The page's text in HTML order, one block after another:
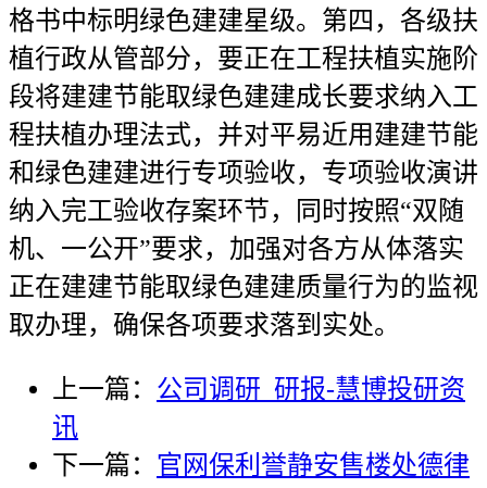
格书中标明绿色建建星级。第四，各级扶
植行政从管部分，要正在工程扶植实施阶
段将建建节能取绿色建建成长要求纳入工
程扶植办理法式，并对平易近用建建节能
和绿色建建进行专项验收，专项验收演讲
纳入完工验收存案环节，同时按照“双随
机、一公开”要求，加强对各方从体落实
正在建建节能取绿色建建质量行为的监视
取办理，确保各项要求落到实处。
上一篇： 公司调研_研报-慧博投研资
讯
下一篇： 官网保利誉静安售楼处德律